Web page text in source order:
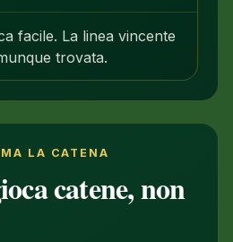
facile. La linea vincente
trovata.
LA CATENA
catene, non